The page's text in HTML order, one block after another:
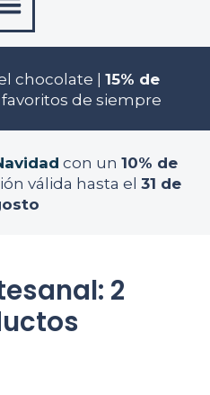
chocolate | 15% de
de siempre
con un 10% de
válida hasta el 31 de
2